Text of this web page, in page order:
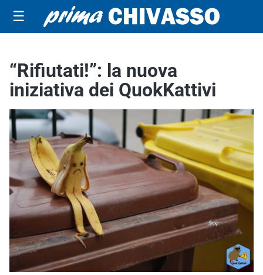
☰
“Rifiutati!”: la nuova
iniziativa dei QuokKattivi